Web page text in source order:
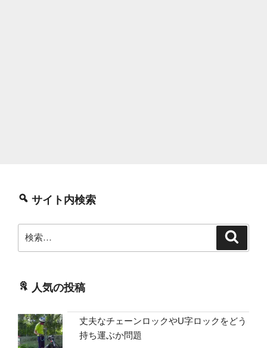
サイト内検索
索:
人気の投稿
丈夫なチェーンロックやU字ロックをどう
持ち運ぶか問題